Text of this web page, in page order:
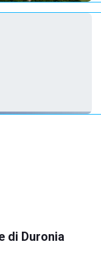
di Duronia